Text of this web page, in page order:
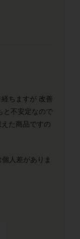
ちますが 改善
と不安定なので
た商品ですの
人差がありま